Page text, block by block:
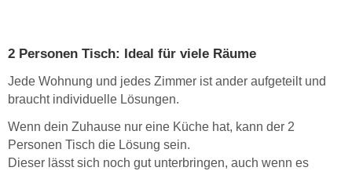
2 Personen Tisch: Ideal für viele Räume
Jede Wohnung und jedes Zimmer ist ander aufgeteilt und
braucht individuelle Lösungen.
Wenn dein Zuhause nur eine Küche hat, kann der 2
Personen Tisch die Lösung sein.
Dieser lässt sich noch gut unterbringen, auch wenn es